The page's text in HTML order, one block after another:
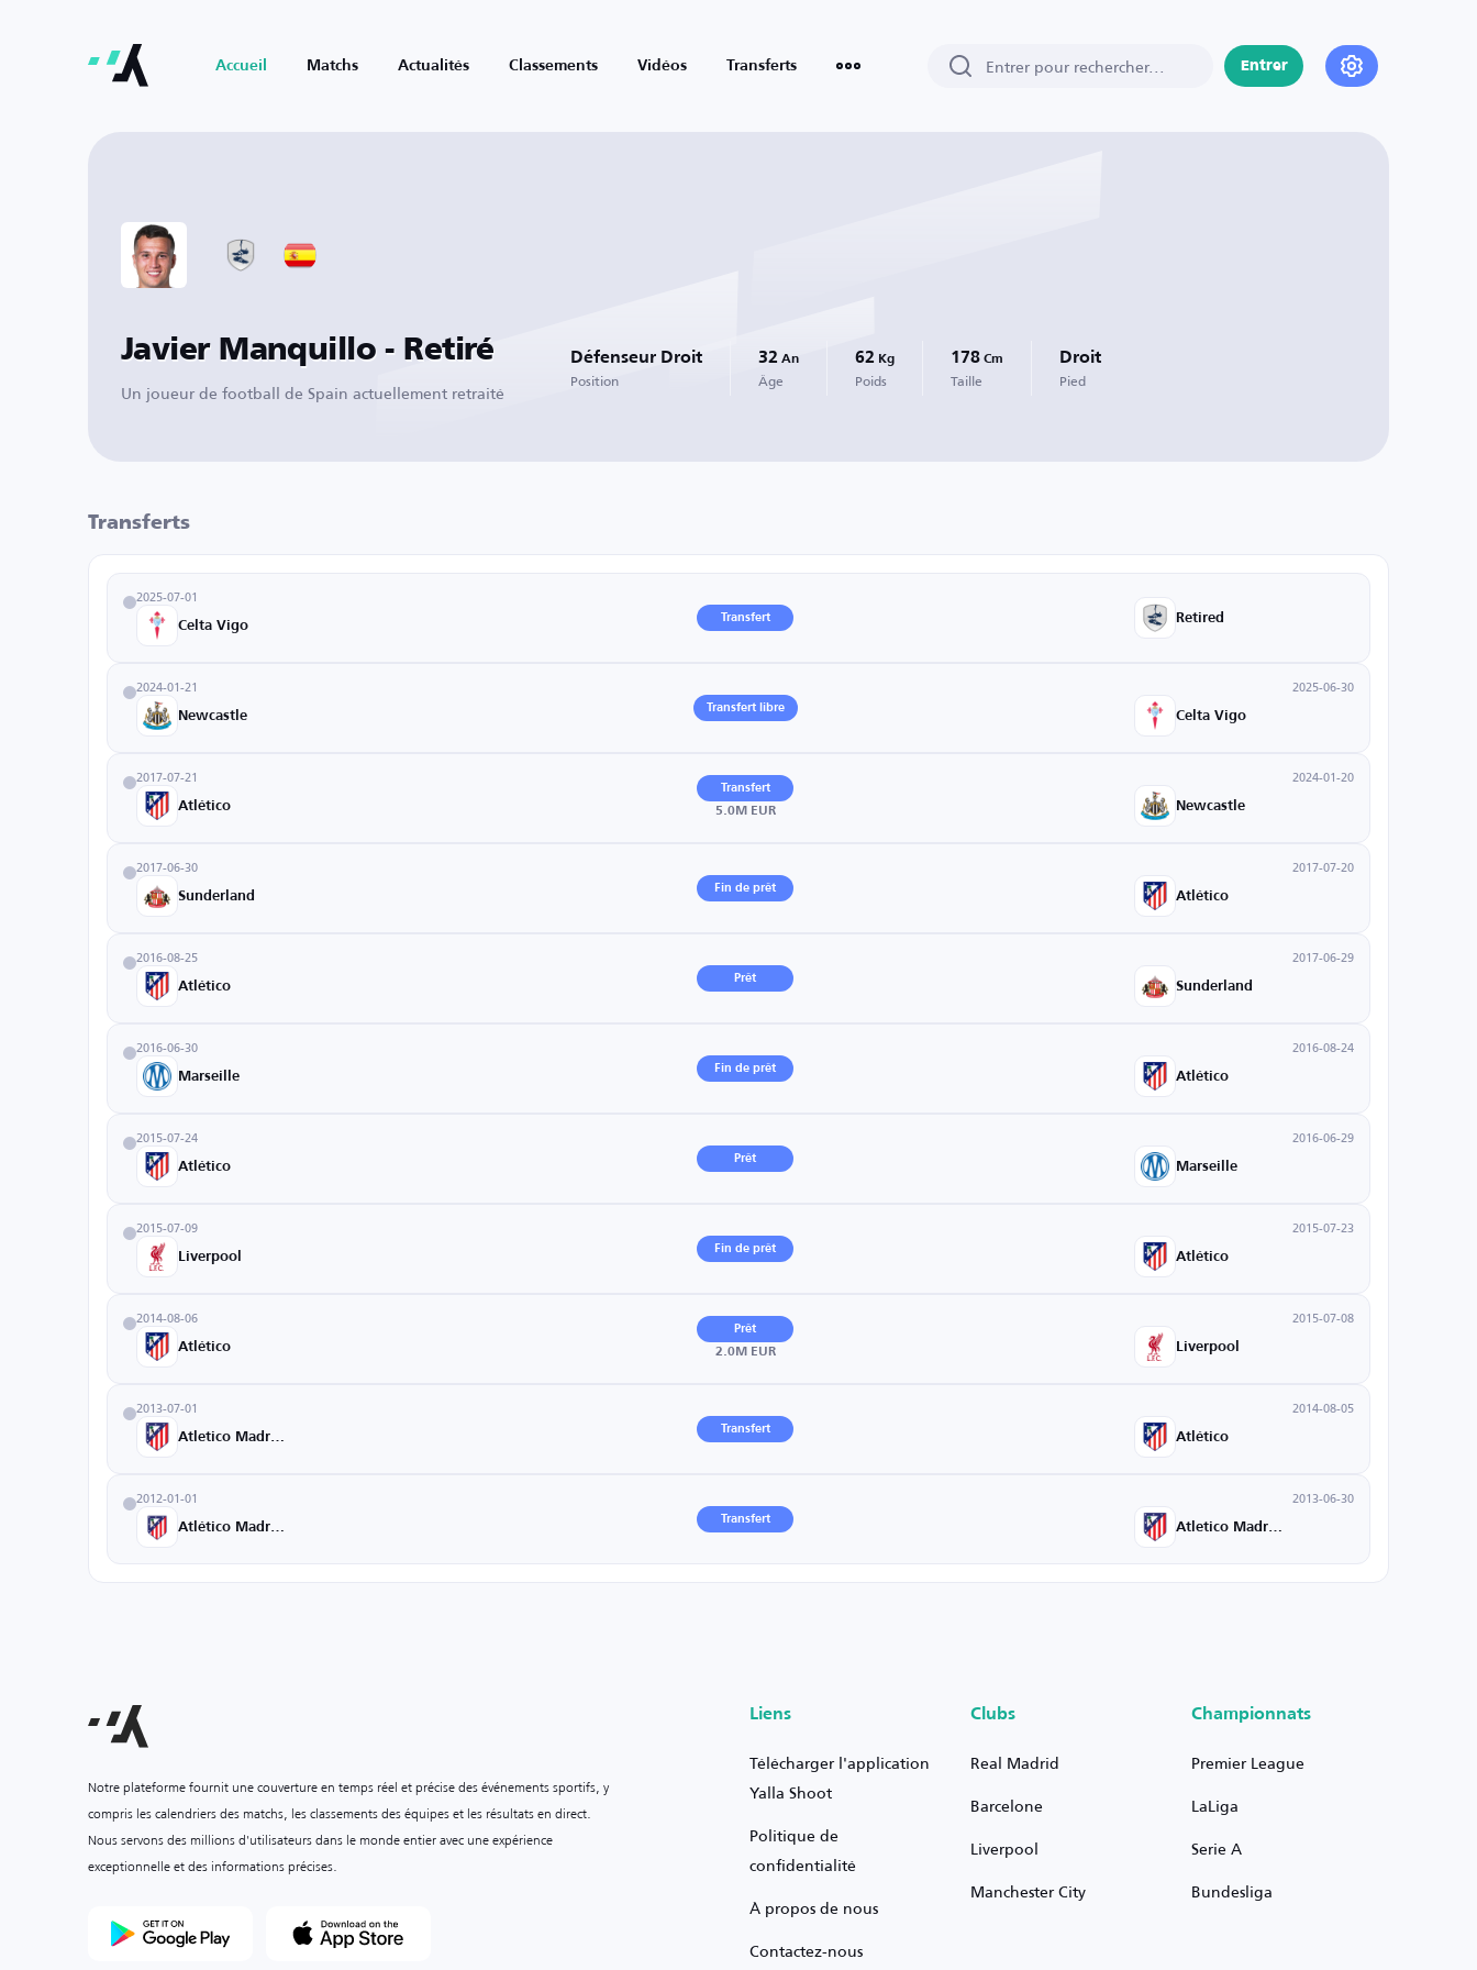
Accueil Matchs Actualités Classements Vidéos Transferts Entrer
Javier Manquillo - Retiré
Un joueur de football de Spain actuellement retraité
Défenseur Droit
Position
32 An
Âge
62 Kg
Poids
178 Cm
Taille
Droit
Pied
Transferts
2025-07-01
Celta Vigo
Transfert Retired
2024-01-21
Newcastle
Transfert libre
2025-06-30
Celta Vigo
2017-07-21
Atlético
Transfert
5.0M EUR
2024-01-20
Newcastle
2017-06-30
Sunderland
Fin de prêt
2017-07-20
Atlético
2016-08-25
Atlético
Prêt
2017-06-29
Sunderland
2016-06-30
Marseille
Fin de prêt
2016-08-24
Atlético
2015-07-24
Atlético
Prêt
2016-06-29
Marseille
2015-07-09
Liverpool
Fin de prêt
2015-07-23
Atlético
2014-08-06
Atlético
Prêt
2.0M EUR
2015-07-08
Liverpool
2013-07-01
Transfert
2014-08-05
Atlético
2012-01-01
Transfert
2013-06-30
Notre plateforme fournit une couverture en temps réel et précise des événements sportifs, y
compris les calendriers des matchs, les classements des équipes et les résultats en direct.
Nous servons des millions d'utilisateurs dans le monde entier avec une expérience
exceptionnelle et des informations précises.
Liens
Télécharger l'application
Yalla Shoot
Politique de
confidentialité
À propos de nous
Contactez-nous
Clubs
Real Madrid
Barcelone
Liverpool
Manchester City
Championnats
Premier League
LaLiga
Serie A
Bundesliga